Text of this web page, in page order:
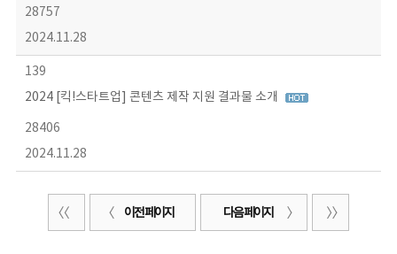
28757
2024.11.28
139
2024 [킥!스타트업] 콘텐츠 제작 지원 결과물 소개
28406
2024.11.28
이전 페이지 다음 페이지